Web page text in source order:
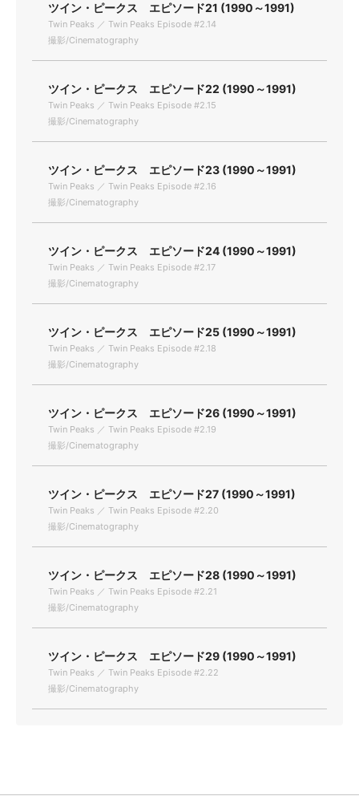
ツイン・ピークス エピソード21 (1990～1991)
Twin Peaks ／ Twin Peaks Episode #2.14
撮影/Cinematography
ツイン・ピークス エピソード22 (1990～1991)
Twin Peaks ／ Twin Peaks Episode #2.15
撮影/Cinematography
ツイン・ピークス エピソード23 (1990～1991)
Twin Peaks ／ Twin Peaks Episode #2.16
撮影/Cinematography
ツイン・ピークス エピソード24 (1990～1991)
Twin Peaks ／ Twin Peaks Episode #2.17
撮影/Cinematography
ツイン・ピークス エピソード25 (1990～1991)
Twin Peaks ／ Twin Peaks Episode #2.18
撮影/Cinematography
ツイン・ピークス エピソード26 (1990～1991)
Twin Peaks ／ Twin Peaks Episode #2.19
撮影/Cinematography
ツイン・ピークス エピソード27 (1990～1991)
Twin Peaks ／ Twin Peaks Episode #2.20
撮影/Cinematography
ツイン・ピークス エピソード28 (1990～1991)
Twin Peaks ／ Twin Peaks Episode #2.21
撮影/Cinematography
ツイン・ピークス エピソード29 (1990～1991)
Twin Peaks ／ Twin Peaks Episode #2.22
撮影/Cinematography